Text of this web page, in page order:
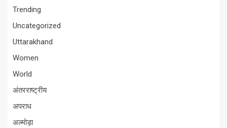
Trending
Uncategorized
Uttarakhand
Women
World
अंतरराष्ट्रीय
अपराध
अल्मोड़ा